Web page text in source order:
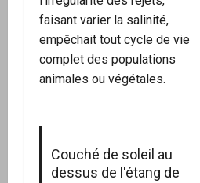
faisant varier la salinité,
empêchait tout cycle de vie
complet des populations
animales ou végétales.
Couché de soleil au
dessus de l'étang de